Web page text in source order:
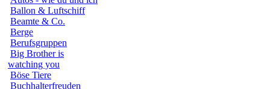
Ballon & Luftschiff
Beamte & Co.
Berge
Berufsgruppen
Big Brother is
watching you
Böse Tiere
Buchhalterfreuden